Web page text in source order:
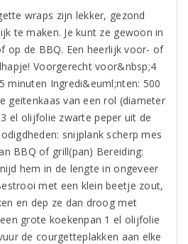
wraps zijn lekker, gezond
te maken. Je kunt ze gewoon in
op de BBQ. Een heerlijk voor- of
Voorgerecht voor&nbsp;4
minuten Ingredi&euml;nten: 500
geitenkaas van een rol (diameter
el olijfolie zwarte peper uit de
snijplank scherp mes
BBQ of grill(pan) Bereiding:
hem in de lengte in ongeveer
met een klein beetje zout,
en dep ze dan droog met
grote koekenpan 1 el olijfolie
de courgetteplakken aan elke